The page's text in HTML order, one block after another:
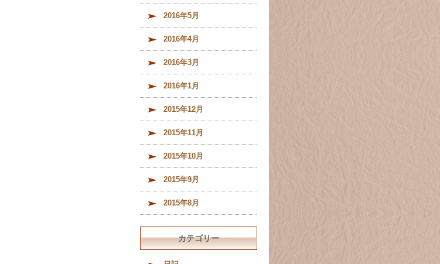
2016年5月
2016年4月
2016年3月
2016年1月
2015年12月
2015年11月
2015年10月
2015年9月
2015年8月
カテゴリー